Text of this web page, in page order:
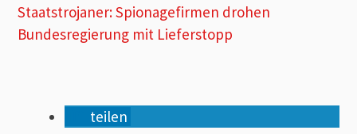
Staatstrojaner: Spionagefirmen drohen
Bundesregierung mit Lieferstopp
teilen